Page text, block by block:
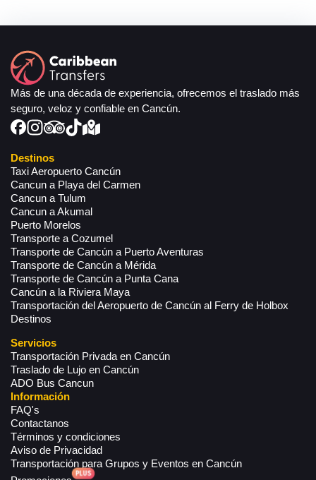
Más de una década de experiencia, ofrecemos el traslado más
seguro, veloz y confiable en Cancún.
Destinos
Taxi Aeropuerto Cancún
Cancun a Playa del Carmen
Cancun a Tulum
Cancun a Akumal
Puerto Morelos
Transporte a Cozumel
Transporte de Cancún a Puerto Aventuras
Transporte de Cancún a Mérida
Transporte de Cancún a Punta Cana
Cancún a la Riviera Maya
Transportación del Aeropuerto de Cancún al Ferry de Holbox
Destinos
Servicios
Transportación Privada en Cancún
Traslado de Lujo en Cancún
ADO Bus Cancun
Información
FAQ's
Contactanos
Términos y condiciones
Aviso de Privacidad
Transportación para Grupos y Eventos en Cancún